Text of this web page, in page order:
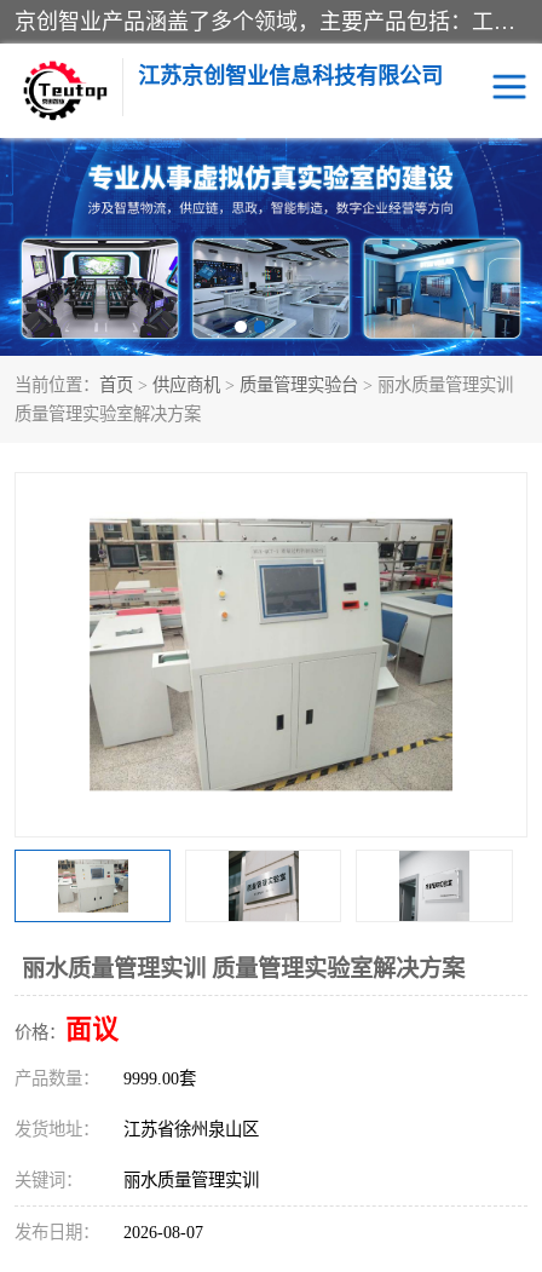
京创智业产品涵盖了多个领域，主要产品包括：工业4.0生产线解决方案，智慧物流综合实训室，教学设备与实验室建设，虚拟仿真实验室等。公司将秉持“创新、执着、诚信、共赢”的理念，以“将服务当作使命”为核心价值观，致力于为客户创造价值，与客户、合作伙伴和员工共同成长。
江苏京创智业信息科技有限公司
当前位置： 首页 > 供应商机 > 质量管理实验台 > 丽水质量管理实训
质量管理实验室解决方案
丽水质量管理实训 质量管理实验室解决方案
价格： 面议
产品数量： 9999.00套
发货地址： 江苏省徐州泉山区
关键词： 丽水质量管理实训
发布日期： 2026-08-07
VR物流实训 低碳供应链
生产系统仿真 冷链物流
供应链管理 思政
智慧零售实训 智能制造
工业工程实训室